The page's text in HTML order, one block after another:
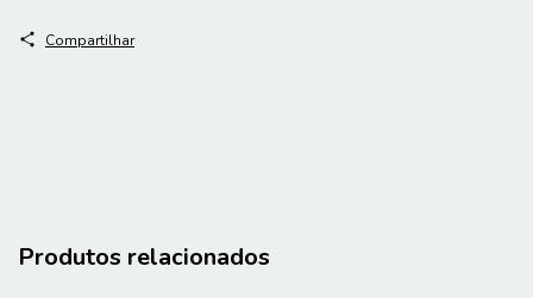
Compartilhar
Produtos relacionados